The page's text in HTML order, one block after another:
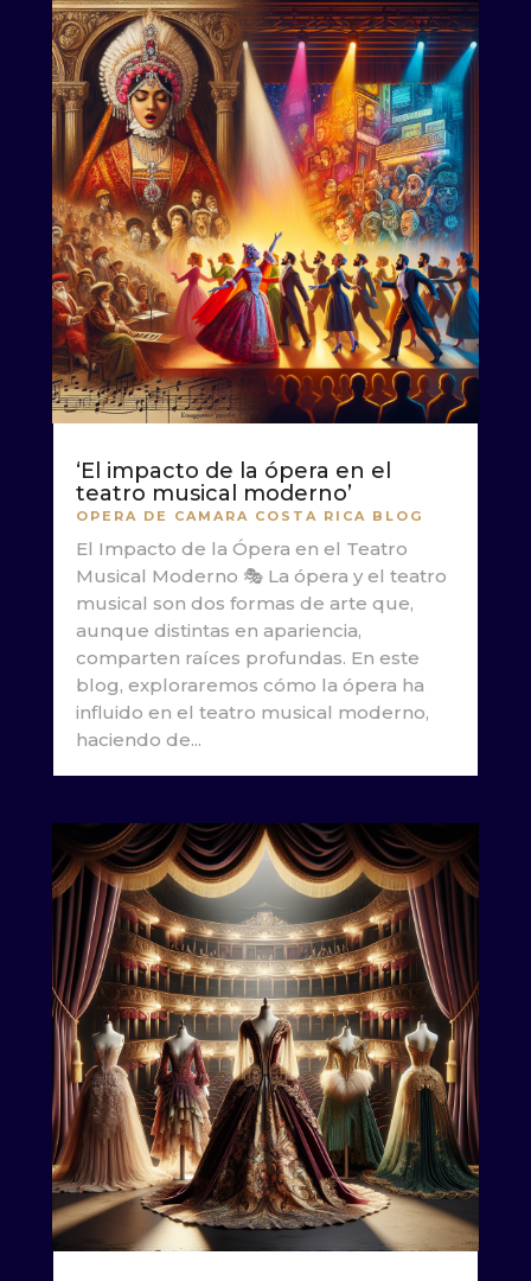
‘El impacto de la ópera en el
teatro musical moderno’
OPERA DE CAMARA COSTA RICA BLOG
El Impacto de la Ópera en el Teatro
Musical Moderno 🎭 La ópera y el teatro
musical son dos formas de arte que,
aunque distintas en apariencia,
comparten raíces profundas. En este
blog, exploraremos cómo la ópera ha
influido en el teatro musical moderno,
haciendo de...